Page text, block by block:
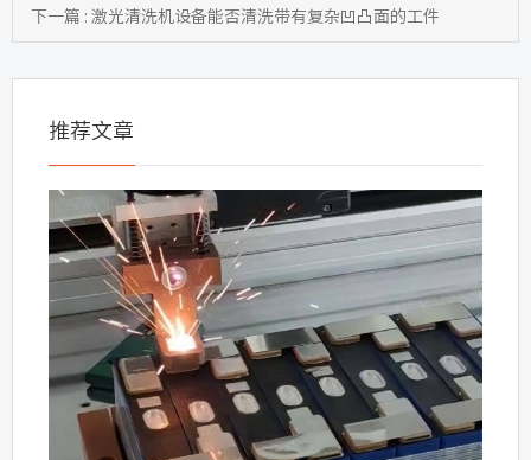
下一篇 : 激光清洗机设备能否清洗带有复杂凹凸面的工件
推荐文章